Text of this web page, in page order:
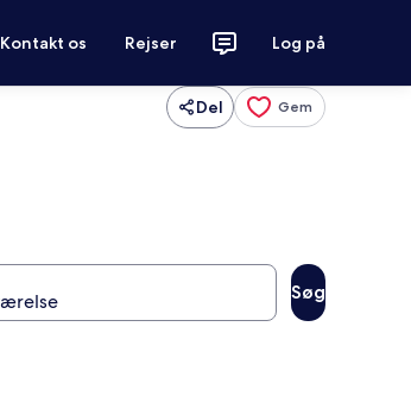
Kontakt os Rejser Log på
Del Gem
Søg